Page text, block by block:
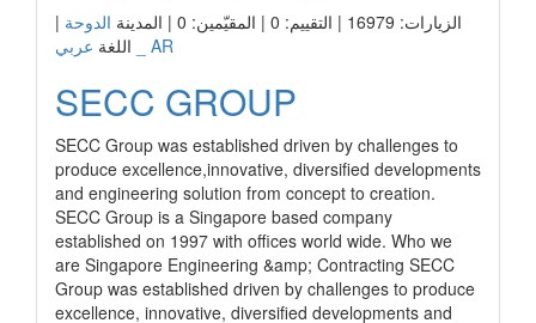
الزيارات: 16979 | التقييم: 0 | المقيّمين: 0 | المدينة
الدوحة |
اللغة عربي _ AR
SECC GROUP
SECC Group was established driven by challenges to
produce excellence,innovative, diversified developments
and engineering solution from concept to creation.
SECC Group is a Singapore based company
established on 1997 with offices world wide. Who we
are Singapore Engineering &amp; Contracting SECC
Group was established driven by challenges to produce
excellence, innovative, diversified developments and